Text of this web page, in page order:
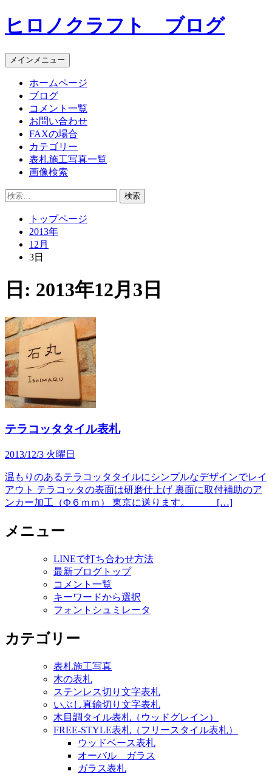
コ
ン
ン
ツ
ヒロノクラフト ブログ
メインメニュー
ホームページ
ブログ
コメント一覧
お問い合わせ
FAXの場合
カテゴリー
表札施工写真一覧
画像検索
検
トップページ
2013年
12月
3日
日: 2013年12月3日
テラコッタタイル表札
2013/12/3 火曜日
温もりのあるテラコッタタイルにシンプルなデザインでレイ
アウト テラコッタの表面は研磨仕上げ 裏面に取付補助のア
ンカー加工（Ф６ｍｍ） 東京に送ります。 […]
メニュー
LINEで打ち合わせ方法
最新ブログトップ
コメント一覧
キーワードから選択
フォントシュミレータ
カテゴリー
表札施工写真
木の表札
ステンレス切り文字表札
いぶし真鍮切り文字表札
木目調タイル表札（ウッドグレイン）
FREE-STYLE表札（フリースタイル表札）
ウッドベース表札
オーバル ガラス
ガラス表札